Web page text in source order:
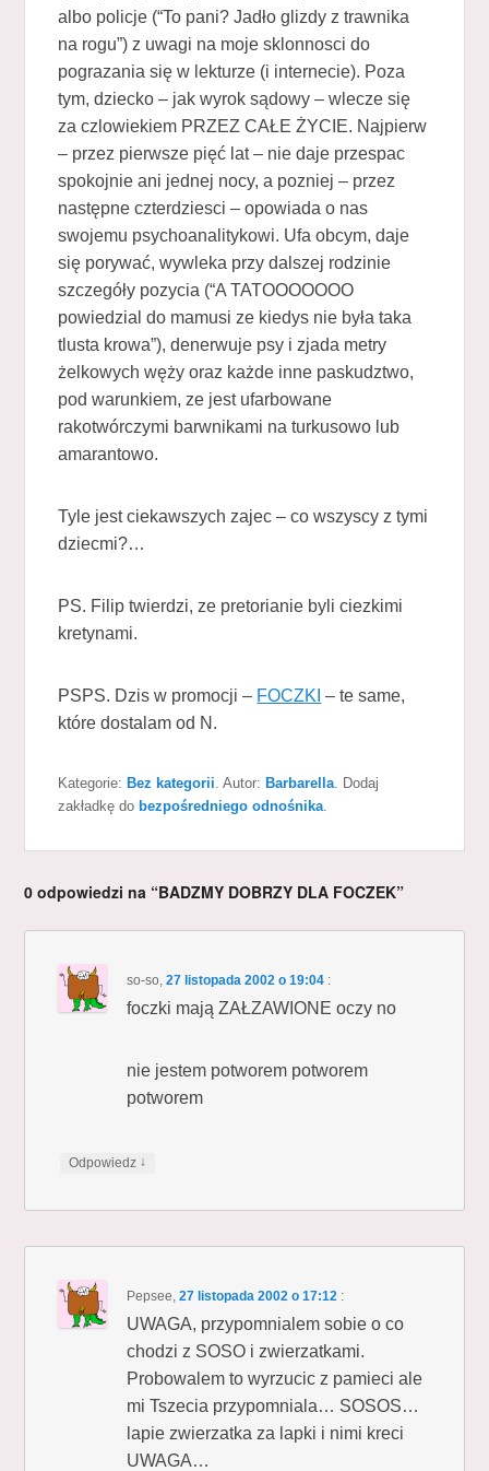
albo policje (“To pani? Jadło glizdy z trawnika
na rogu”) z uwagi na moje sklonnosci do
pograzania się w lekturze (i internecie). Poza
tym, dziecko – jak wyrok sądowy – wlecze się
za czlowiekiem PRZEZ CAŁE ŻYCIE. Najpierw
– przez pierwsze pięć lat – nie daje przespac
spokojnie ani jednej nocy, a pozniej – przez
następne czterdziesci – opowiada o nas
swojemu psychoanalitykowi. Ufa obcym, daje
się porywać, wywleka przy dalszej rodzinie
szczegóły pozycia (“A TATOOOOOOO
powiedzial do mamusi ze kiedys nie była taka
tlusta krowa”), denerwuje psy i zjada metry
żelkowych węży oraz każde inne paskudztwo,
pod warunkiem, ze jest ufarbowane
rakotwórczymi barwnikami na turkusowo lub
amarantowo.
Tyle jest ciekawszych zajec – co wszyscy z tymi
dziecmi?…
PS. Filip twierdzi, ze pretorianie byli ciezkimi
kretynami.
PSPS. Dzis w promocji – FOCZKI – te same,
które dostalam od N.
Kategorie: Bez kategorii . Autor: Barbarella . Dodaj
zakładkę do bezpośredniego odnośnika
0 odpowiedzi na “BADZMY DOBRZY DLA FOCZEK”
so-so,27 listopada 2002 o 19:04 :
foczki mają ZAŁZAWIONE oczy no
nie jestem potworem potworem
potworem
Odpowiedz ↓
Pepsee,27 listopada 2002 o 17:12 :
UWAGA, przypomnialem sobie o co
chodzi z SOSO i zwierzatkami.
Probowalem to wyrzucic z pamieci ale
mi Tszecia przypomniala… SOSOS…
lapie zwierzatka za lapki i nimi kreci
UWAGA…